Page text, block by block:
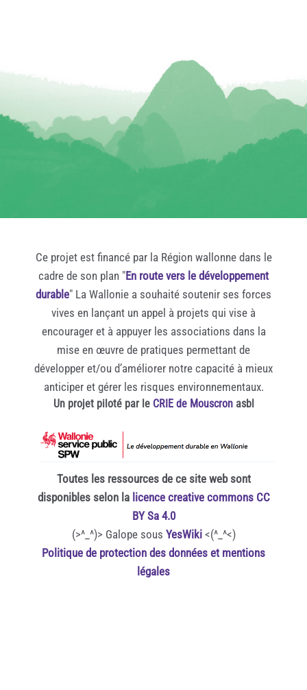
Ce projet est financé par la Région wallonne dans le
cadre de son plan "En route vers le développement
durable" La Wallonie a souhaité soutenir ses forces
vives en lançant un appel à projets qui vise à
encourager et à appuyer les associations dans la
mise en œuvre de pratiques permettant de
développer et/ou d’améliorer notre capacité à mieux
anticiper et gérer les risques environnementaux.
Un projet piloté par le CRIE de Mouscronasbl
Toutes les ressources de ce site web sont
disponibles selon la licence creative commons CC
BY Sa 4.0
(>^_^)> Galope sous YesWiki<(^_^<)
Politique de protection des données et mentions
légales